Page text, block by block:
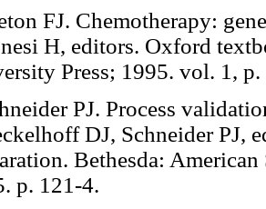
FJ. Chemotherapy:
H, editors. Oxford
Press; 1995. vol. 1,
PJ. Process
DJ, Schneider PJ,
Bethesda:
p. 121-4.